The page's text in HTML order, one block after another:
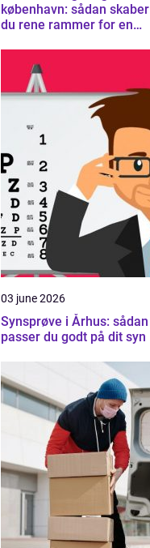
københavn: sådan skaber
du rene rammer for en
03 june 2026
Synsprøve i Århus: sådan
passer du godt på dit syn